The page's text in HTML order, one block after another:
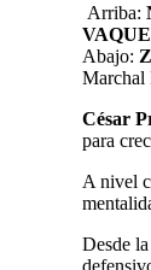
Arriba:
Abajo:
Marchal
César
para
A nivel
Desde